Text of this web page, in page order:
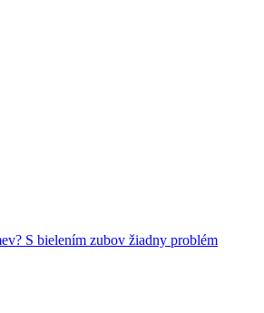
S bielením zubov žiadny problém